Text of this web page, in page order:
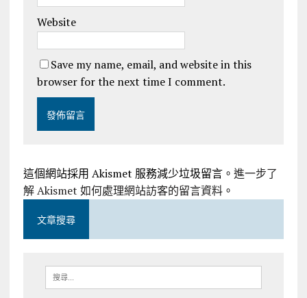
Website
Save my name, email, and website in this
browser for the next time I comment.
這個網站採用 Akismet 服務減少垃圾留言。 進一步了
解 Akismet 如何處理網站訪客的留言資料。
文章搜尋